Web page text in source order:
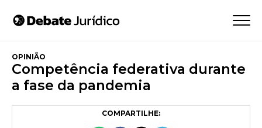
OPINIÃO
Competência federativa durante
a fase da pandemia
COMPARTILHE: